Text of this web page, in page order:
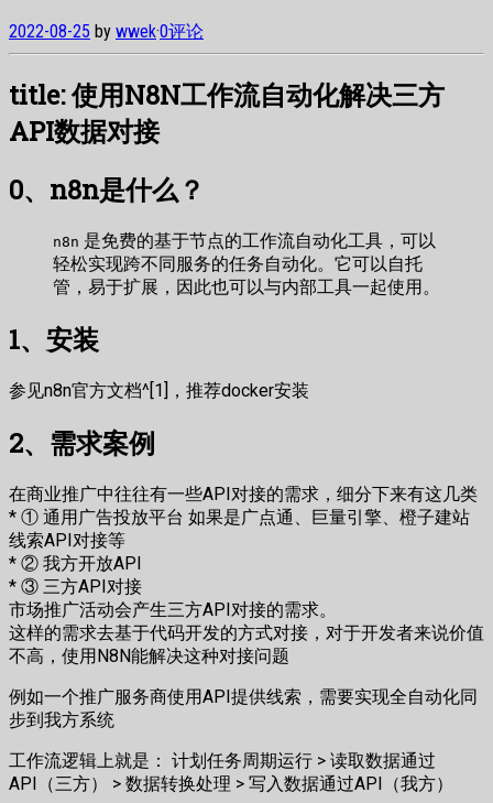
2022-08-25 by wwek·0评论
title: 使用N8N工作流自动化解决三方
API数据对接
0、n8n是什么？
n8n 是免费的基于节点的工作流自动化工具，可以
轻松实现跨不同服务的任务自动化。它可以自托
管，易于扩展，因此也可以与内部工具一起使用。
1、安装
参见n8n官方文档^[1]，推荐docker安装
2、需求案例
在商业推广中往往有一些API对接的需求，细分下来有这几类
* ① 通用广告投放平台 如果是广点通、巨量引擎、橙子建站
线索API对接等
* ② 我方开放API
* ③ 三方API对接
市场推广活动会产生三方API对接的需求。
这样的需求去基于代码开发的方式对接，对于开发者来说价值
不高，使用N8N能解决这种对接问题
例如一个推广服务商使用API提供线索，需要实现全自动化同
步到我方系统
工作流逻辑上就是： 计划任务周期运行 > 读取数据通过
API（三方） > 数据转换处理 > 写入数据通过API（我方）